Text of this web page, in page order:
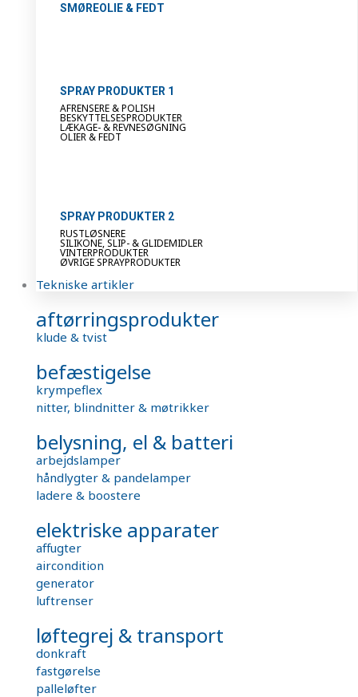
SMØREOLIE & FEDT
SPRAY PRODUKTER 1
AFRENSERE & POLISH
BESKYTTELSESPRODUKTER
LÆKAGE- & REVNESØGNING
OLIER & FEDT
SPRAY PRODUKTER 2
RUSTLØSNERE
SILIKONE, SLIP- & GLIDEMIDLER
VINTERPRODUKTER
ØVRIGE SPRAYPRODUKTER
Tekniske artikler
aftørringsprodukter
klude & tvist
befæstigelse
krympeflex
nitter, blindnitter & møtrikker
belysning, el & batteri
arbejdslamper
håndlygter & pandelamper
ladere & boostere
elektriske apparater
affugter
aircondition
generator
luftrenser
løftegrej & transport
donkraft
fastgørelse
palleløfter